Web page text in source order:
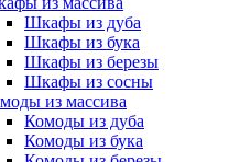
Шкафы из дуба
Шкафы из бука
Шкафы из березы
Шкафы из сосны
из массива
Комоды из дуба
Комоды из бука